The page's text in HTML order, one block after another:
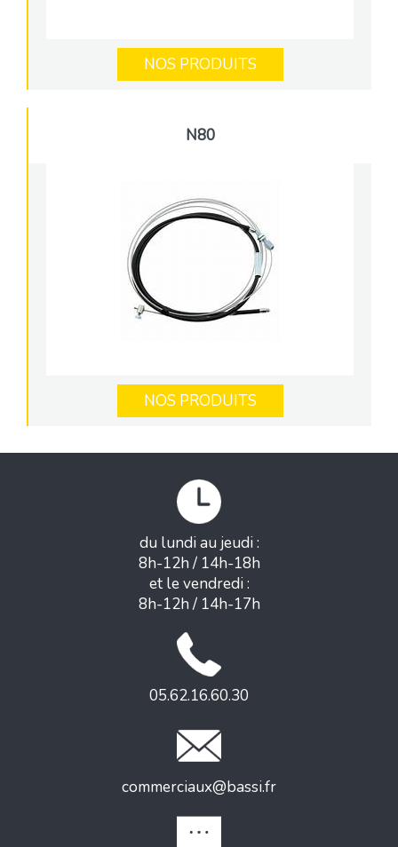
NOS PRODUITS
N80
NOS PRODUITS
du lundi au jeudi :
8h-12h / 14h-18h
et le vendredi :
8h-12h / 14h-17h
05.62.16.60.30
commerciaux@bassi.fr